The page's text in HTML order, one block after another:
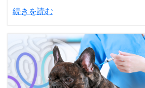
続きを読む